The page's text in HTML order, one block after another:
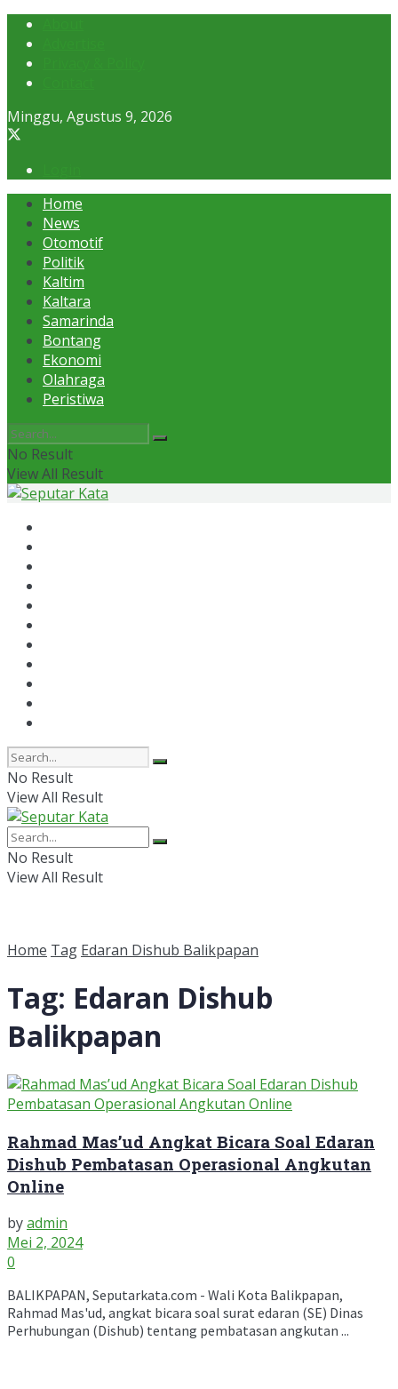
Minggu, Agustus 9, 2026
Home
News
Otomotif
Politik
Kaltim
Kaltara
Samarinda
Bontang
Ekonomi
Olahraga
Peristiwa
No Result
View All Result
No Result
View All Result
No Result
View All Result
Home Tag Edaran Dishub Balikpapan
Tag: Edaran Dishub
Balikpapan
Rahmad Mas’ud Angkat Bicara Soal Edaran
Dishub Pembatasan Operasional Angkutan
Online
byadmin
Mei 2, 2024
0
BALIKPAPAN, Seputarkata.com - Wali Kota Balikpapan,
Rahmad Mas'ud, angkat bicara soal surat edaran (SE) Dinas
Perhubungan (Dishub) tentang pembatasan angkutan ...